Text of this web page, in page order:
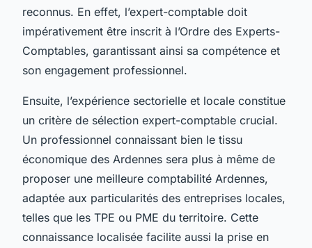
reconnus. En effet, l’expert-comptable doit
impérativement être inscrit à l’Ordre des Experts-
Comptables, garantissant ainsi sa compétence et
son engagement professionnel.
Ensuite, l’expérience sectorielle et locale constitue
un critère de sélection expert-comptable crucial.
Un professionnel connaissant bien le tissu
économique des Ardennes sera plus à même de
proposer une meilleure comptabilité Ardennes,
adaptée aux particularités des entreprises locales,
telles que les TPE ou PME du territoire. Cette
connaissance localisée facilite aussi la prise en